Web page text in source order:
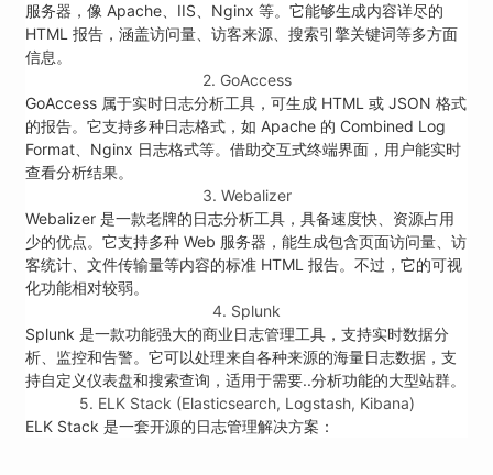
服务器，像 Apache、IIS、Nginx 等。它能够生成内容详尽的
HTML 报告，涵盖访问量、访客来源、搜索引擎关键词等多方面
信息。
2. GoAccess
GoAccess 属于实时日志分析工具，可生成 HTML 或 JSON 格式
的报告。它支持多种日志格式，如 Apache 的 Combined Log
Format、Nginx 日志格式等。借助交互式终端界面，用户能实时
查看分析结果。
3. Webalizer
Webalizer 是一款老牌的日志分析工具，具备速度快、资源占用
少的优点。它支持多种 Web 服务器，能生成包含页面访问量、访
客统计、文件传输量等内容的标准 HTML 报告。不过，它的可视
化功能相对较弱。
4. Splunk
Splunk 是一款功能强大的商业日志管理工具，支持实时数据分
析、监控和告警。它可以处理来自各种来源的海量日志数据，支
持自定义仪表盘和搜索查询，适用于需要..分析功能的大型站群。
5. ELK Stack (Elasticsearch, Logstash, Kibana)
ELK Stack 是一套开源的日志管理解决方案：